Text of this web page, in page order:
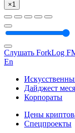
×1
Слушать ForkLog
En
Дайджест
Корпораты
Цены
Спецпроекты